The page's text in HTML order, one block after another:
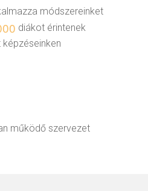
módszereinket
00 diákot érintenek
működő szervezet